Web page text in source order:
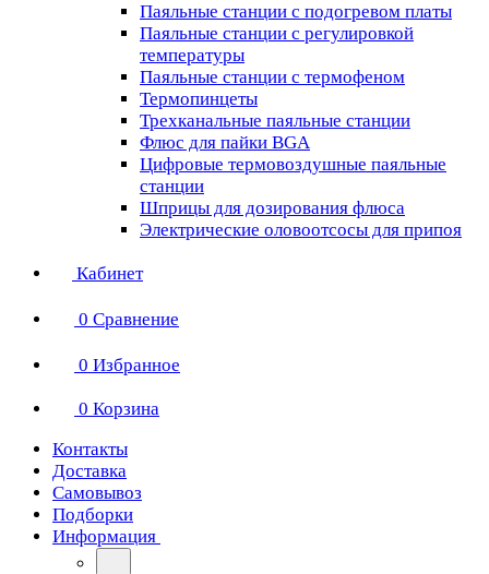
Паяльные станции с подогревом платы
Паяльные станции с регулировкой
температуры
Паяльные станции с термофеном
Термопинцеты
Трехканальные паяльные станции
Флюс для пайки BGA
Цифровые термовоздушные паяльные
станции
Шприцы для дозирования флюса
Электрические оловоотсосы для припоя
Кабинет
0 Сравнение
0 Избранное
0 Корзина
Контакты
Доставка
Самовывоз
Подборки
Информация